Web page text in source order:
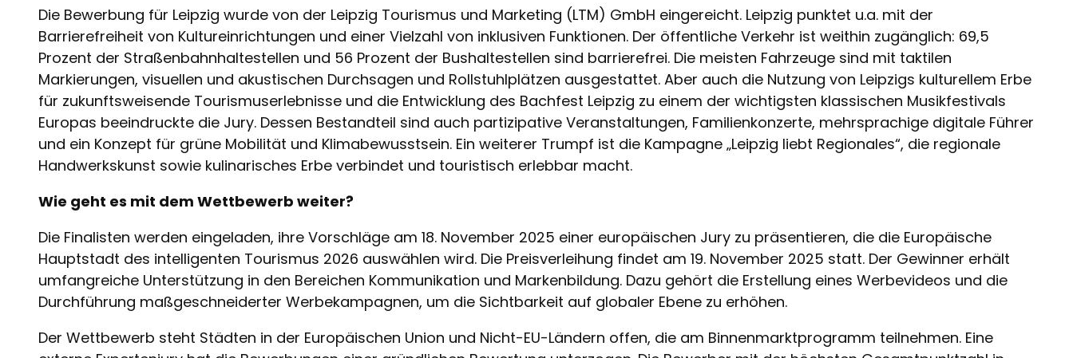
Die Bewerbung für Leipzig wurde von der Leipzig Tourismus und Marketing (LTM) GmbH eingereicht. Leipzig punktet u.a. mit der
Barrierefreiheit von Kultureinrichtungen und einer Vielzahl von inklusiven Funktionen. Der öffentliche Verkehr ist weithin zugänglich: 69,5
Prozent der Straßenbahnhaltestellen und 56 Prozent der Bushaltestellen sind barrierefrei. Die meisten Fahrzeuge sind mit taktilen
Markierungen, visuellen und akustischen Durchsagen und Rollstuhlplätzen ausgestattet. Aber auch die Nutzung von Leipzigs kulturellem Erbe
für zukunftsweisende Tourismuserlebnisse und die Entwicklung des Bachfest Leipzig zu einem der wichtigsten klassischen Musikfestivals
Europas beeindruckte die Jury. Dessen Bestandteil sind auch partizipative Veranstaltungen, Familienkonzerte, mehrsprachige digitale Führer
und ein Konzept für grüne Mobilität und Klimabewusstsein. Ein weiterer Trumpf ist die Kampagne „Leipzig liebt Regionales“, die regionale
Handwerkskunst sowie kulinarisches Erbe verbindet und touristisch erlebbar macht.
Wie geht es mit dem Wettbewerb weiter?
Die Finalisten werden eingeladen, ihre Vorschläge am 18. November 2025 einer europäischen Jury zu präsentieren, die die Europäische
Hauptstadt des intelligenten Tourismus 2026 auswählen wird. Die Preisverleihung findet am 19. November 2025 statt. Der Gewinner erhält
umfangreiche Unterstützung in den Bereichen Kommunikation und Markenbildung. Dazu gehört die Erstellung eines Werbevideos und die
Durchführung maßgeschneiderter Werbekampagnen, um die Sichtbarkeit auf globaler Ebene zu erhöhen.
Der Wettbewerb steht Städten in der Europäischen Union und Nicht-EU-Ländern offen, die am Binnenmarktprogramm teilnehmen. Eine